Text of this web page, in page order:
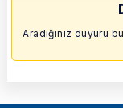
Aradığınız duyuru